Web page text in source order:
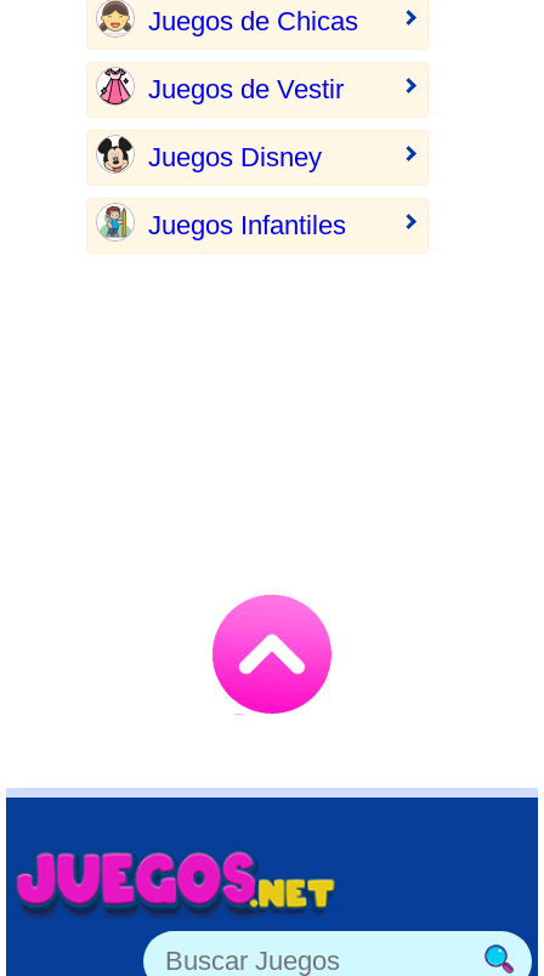
Juegos de Chicas
Juegos de Vestir
Juegos Disney
Juegos Infantiles